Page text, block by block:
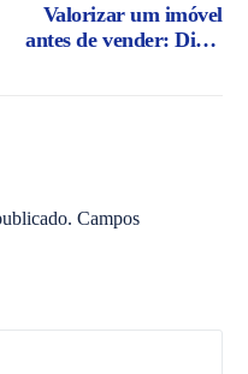
Valorizar um imóvel
antes de vender: Dicas
Campos